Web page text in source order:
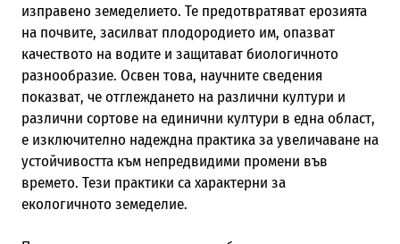
изправено земеделието. Те предотвратяват ерозията
на почвите, засилват плодородието им, опазват
качеството на водите и защитават биологичното
разнообразие. Освен това, научните сведения
показват, че отглеждането на различни култури и
различни сортове на единични култури в една област,
е изключително надеждна практика за увеличаване на
устойчивостта към непредвидими промени във
времето. Тези практики са характерни за
екологичното земеделие.